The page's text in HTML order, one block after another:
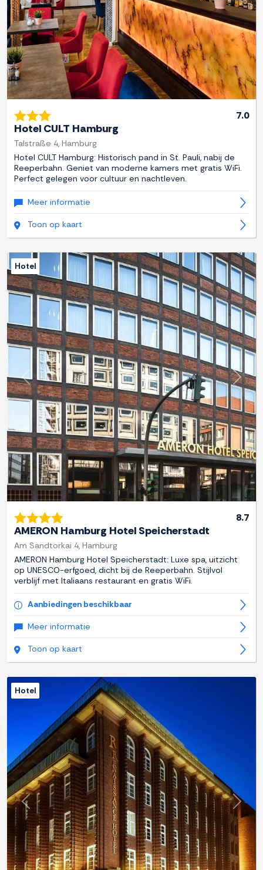
7.0
Hotel CULT Hamburg
Talstraße 4, Hamburg
Hotel CULT Hamburg: Historisch pand in St. Pauli, nabij de
Reeperbahn. Geniet van moderne kamers met gratis WiFi.
Perfect gelegen voor cultuur en nachtleven.
Meer informatie
Toon op kaart
Previous Next
Hotel
8.7
AMERON Hamburg Hotel Speicherstadt
Am Sandtorkai 4, Hamburg
AMERON Hamburg Hotel Speicherstadt: Luxe spa, uitzicht
op UNESCO-erfgoed, dicht bij de Reeperbahn. Stijlvol
verblijf met Italiaans restaurant en gratis WiFi.
Aanbiedingen beschikbaar
Meer informatie
Toon op kaart
Previous Next
Hotel